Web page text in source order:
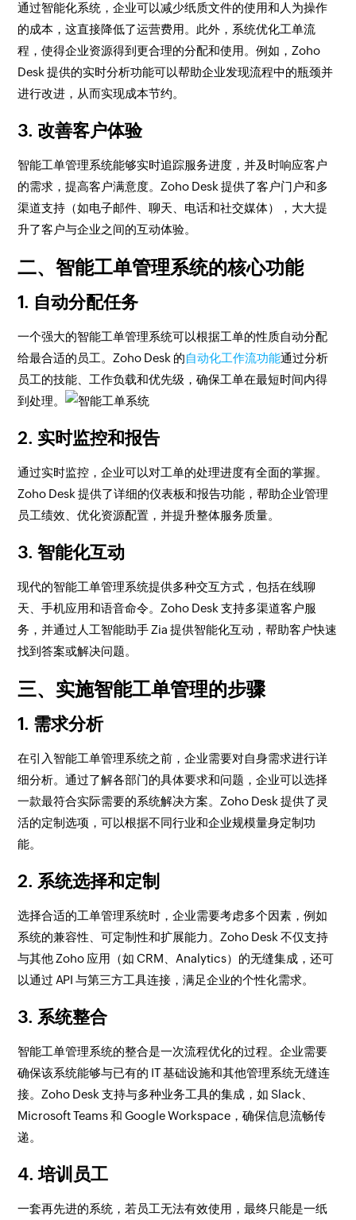
通过智能化系统，企业可以减少纸质文件的使用和人为操作
的成本，这直接降低了运营费用。此外，系统优化工单流
程，使得企业资源得到更合理的分配和使用。例如，Zoho
Desk 提供的实时分析功能可以帮助企业发现流程中的瓶颈并
进行改进，从而实现成本节约。
3. 改善客户体验
智能工单管理系统能够实时追踪服务进度，并及时响应客户
的需求，提高客户满意度。Zoho Desk 提供了客户门户和多
渠道支持（如电子邮件、聊天、电话和社交媒体），大大提
升了客户与企业之间的互动体验。
二、智能工单管理系统的核心功能
1. 自动分配任务
一个强大的智能工单管理系统可以根据工单的性质自动分配
给最合适的员工。Zoho Desk 的自动化工作流功能通过分析
员工的技能、工作负载和优先级，确保工单在最短时间内得
到处理。
2. 实时监控和报告
通过实时监控，企业可以对工单的处理进度有全面的掌握。
Zoho Desk 提供了详细的仪表板和报告功能，帮助企业管理
员工绩效、优化资源配置，并提升整体服务质量。
3. 智能化互动
现代的智能工单管理系统提供多种交互方式，包括在线聊
天、手机应用和语音命令。Zoho Desk 支持多渠道客户服
务，并通过人工智能助手 Zia 提供智能化互动，帮助客户快速
找到答案或解决问题。
三、实施智能工单管理的步骤
1. 需求分析
在引入智能工单管理系统之前，企业需要对自身需求进行详
细分析。通过了解各部门的具体要求和问题，企业可以选择
一款最符合实际需要的系统解决方案。Zoho Desk 提供了灵
活的定制选项，可以根据不同行业和企业规模量身定制功
能。
2. 系统选择和定制
选择合适的工单管理系统时，企业需要考虑多个因素，例如
系统的兼容性、可定制性和扩展能力。Zoho Desk 不仅支持
与其他 Zoho 应用（如 CRM、Analytics）的无缝集成，还可
以通过 API 与第三方工具连接，满足企业的个性化需求。
3. 系统整合
智能工单管理系统的整合是一次流程优化的过程。企业需要
确保该系统能够与已有的 IT 基础设施和其他管理系统无缝连
接。Zoho Desk 支持与多种业务工具的集成，如 Slack、
Microsoft Teams 和 Google Workspace，确保信息流畅传
递。
4. 培训员工
一套再先进的系统，若员工无法有效使用，最终只能是一纸